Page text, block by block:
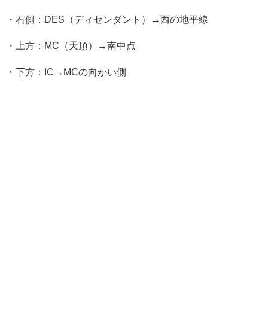
・右側：DES（ディセンダント）→西の地平線
・上方：MC（天頂）→南中点
・下方：IC→MCの向かい側